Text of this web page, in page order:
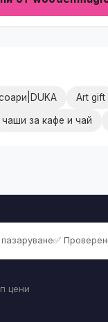
Art gift
чаши за кафе и чай
пазаруване✅
цени